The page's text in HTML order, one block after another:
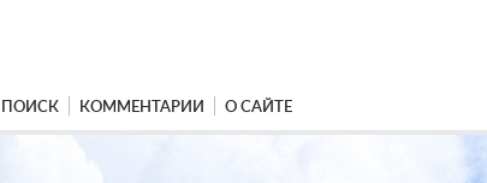
ПОИСК КОММЕНТАРИИ О САЙТЕ